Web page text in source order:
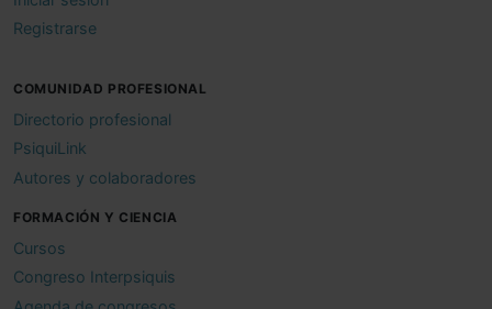
Registrarse
COMUNIDAD PROFESIONAL
Directorio profesional
PsiquiLink
Autores y colaboradores
FORMACIÓN Y CIENCIA
Cursos
Congreso Interpsiquis